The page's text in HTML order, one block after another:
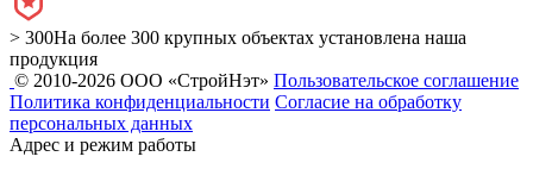
> 300На более 300 крупных объектах установлена наша
продукция
© 2010-2026 ООО «СтройНэт» Пользовательское соглашение
Политика конфиденциальности Согласие на обработку
персональных данных
Адрес и режим работы